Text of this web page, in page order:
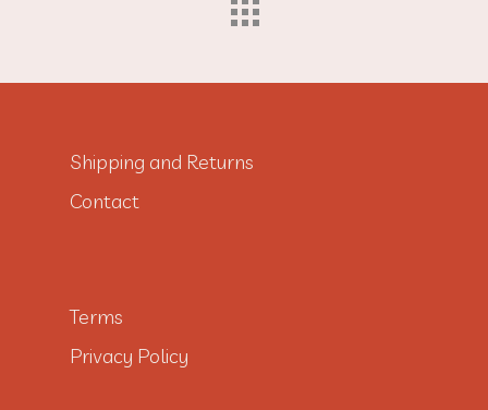
Shipping and Returns
Contact
Terms
Privacy Policy